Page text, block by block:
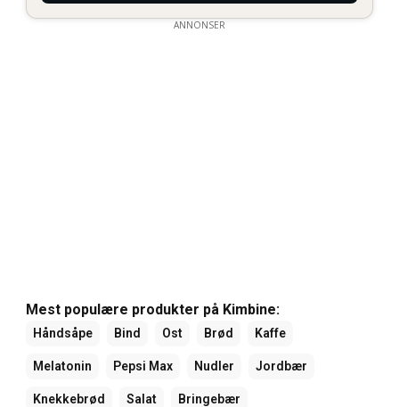
ANNONSER
Mest populære produkter på Kimbine:
Håndsåpe Bind Ost Brød Kaffe
Melatonin Pepsi Max Nudler Jordbær
Knekkebrød Salat Bringebær